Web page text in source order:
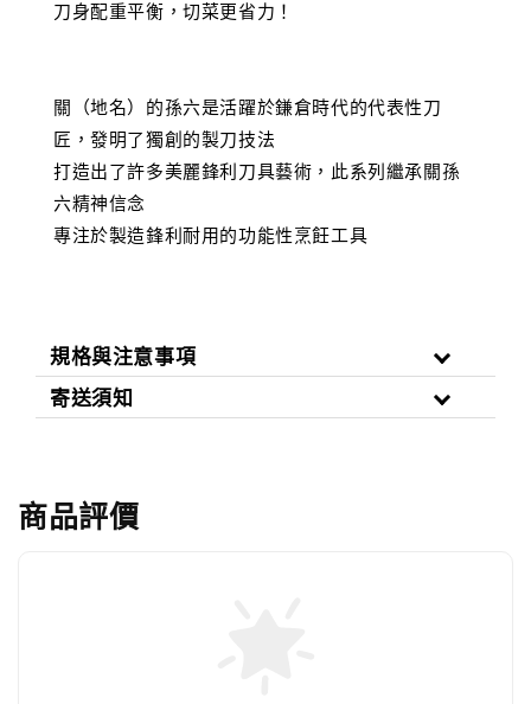
刀身配重平衡，切菜更省力！
關（地名）的孫六是活躍於鎌倉時代的代表性刀
匠，發明了獨創的製刀技法
打造出了許多美麗鋒利刀具藝術，此系列繼承關孫
六精神信念
專注於製造鋒利耐用的功能性烹飪工具
規格與注意事項
寄送須知
商品評價